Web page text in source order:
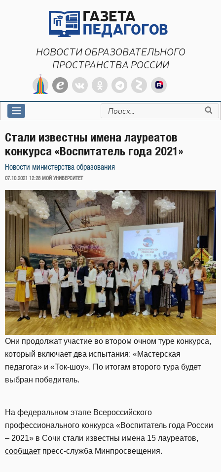
НОВОСТИ ОБРАЗОВАТЕЛЬНОГО
ПРОСТРАНСТВА РОССИИ
Искать:
Стали известны имена лауреатов
конкурса «Воспитатель года 2021»
Новости министерства образования
ОПУБЛИКОВАНО
07.10.2021 12:28 МОЙ УНИВЕРСИТЕТ
Они продолжат участие во втором очном туре конкурса,
который включает два испытания: «Мастерская
педагога» и «Ток-шоу». По итогам второго тура будет
выбран победитель.
На федеральном этапе Всероссийского
профессионального конкурса «Воспитатель года России
– 2021» в Сочи стали известны имена 15 лауреатов,
сообщает пресс-служба Минпросвещения.